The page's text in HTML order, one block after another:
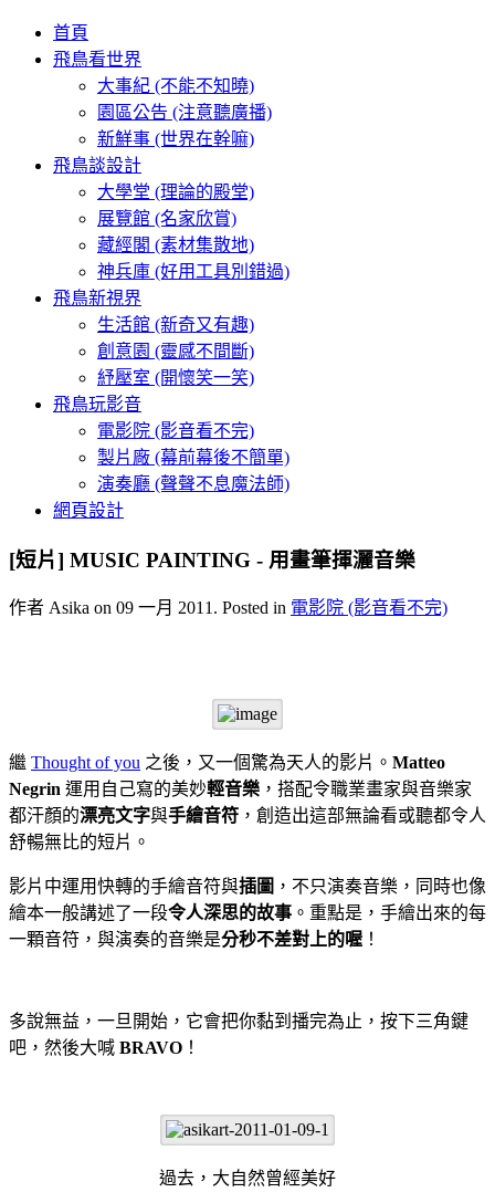
首頁
飛鳥看世界
大事紀 (不能不知曉)
園區公告 (注意聽廣播)
新鮮事 (世界在幹嘛)
飛鳥談設計
大學堂 (理論的殿堂)
展覽館 (名家欣賞)
藏經閣 (素材集散地)
神兵庫 (好用工具別錯過)
飛鳥新視界
生活館 (新奇又有趣)
創意園 (靈感不間斷)
紓壓室 (開懷笑一笑)
飛鳥玩影音
電影院 (影音看不完)
製片廠 (幕前幕後不簡單)
演奏廳 (聲聲不息魔法師)
網頁設計
[短片] MUSIC PAINTING - 用畫筆揮灑音樂
作者 Asika on 09 一月 2011. Posted in 電影院 (影音看不完)
繼 Thought of you 之後，又一個驚為天人的影片。 Matteo
Negrin 運用自己寫的美妙輕音樂 ，搭配令職業畫家與音樂家
都汗顏的漂亮文字與手繪音符 ，創造出這部無論看或聽都令人
舒暢無比的短片。
影片中運用快轉的手繪音符與插圖 ，不只演奏音樂，同時也像
繪本一般講述了一段令人深思的故事 。重點是，手繪出來的每
一顆音符，與演奏的音樂是分秒不差對上的喔 ！
多說無益，一旦開始，它會把你黏到播完為止，按下三角鍵
吧，然後大喊 BRAVO ！
過去，大自然曾經美好